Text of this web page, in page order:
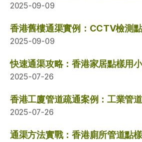
2025-09-09
香港舊樓通渠實例：CCTV檢測
2025-09-09
快速通渠攻略：香港家居點樣用
2025-07-26
香港工廈管道疏通案例：工業管
2025-07-26
通渠方法實戰：香港廁所管道點